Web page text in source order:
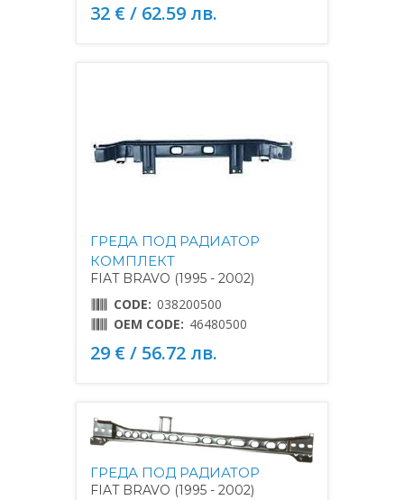
32 € / 62.59 лв.
ГРЕДА ПОД РАДИАТОР
КОМПЛЕКТ
FIAT BRAVO (1995 - 2002)
CODE: 038200500
OEM CODE: 46480500
29 € / 56.72 лв.
ГРЕДА ПОД РАДИАТОР
FIAT BRAVO (1995 - 2002)